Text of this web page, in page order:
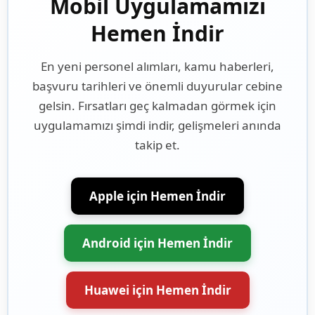
Mobil Uygulamamızı
Hemen İndir
En yeni personel alımları, kamu haberleri,
başvuru tarihleri ve önemli duyurular cebine
gelsin. Fırsatları geç kalmadan görmek için
uygulamamızı şimdi indir, gelişmeleri anında
takip et.
Apple için Hemen İndir
Android için Hemen İndir
Huawei için Hemen İndir